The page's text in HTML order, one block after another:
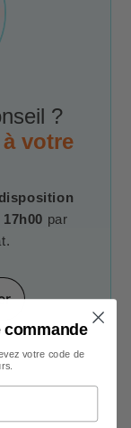
?
votre
par
votre code de